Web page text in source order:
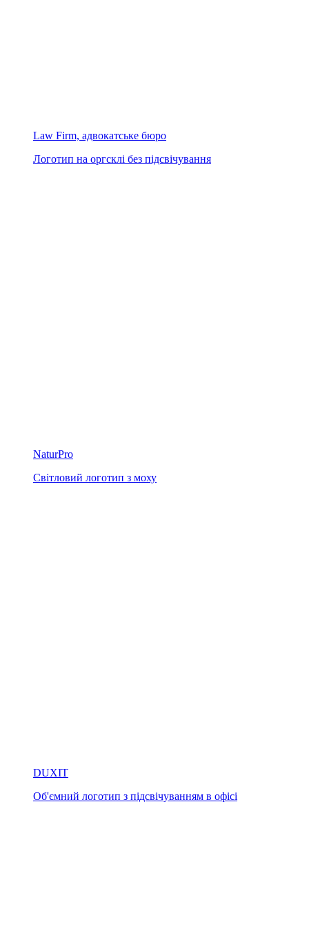
Law Firm, адвокатське бюро
Логотип на оргсклі без підсвічування
NaturPro
Світловий логотип з моху
DUXIT
Об'ємний логотип з підсвічуванням в офісі